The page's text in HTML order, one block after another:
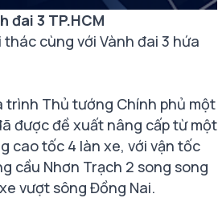
đai 3 TP.HCM
cùng với Vành đai 3 hứa
trình Thủ tướng Chính phủ một
được đề xuất nâng cấp từ một
cao tốc 4 làn xe, với vận tốc
cầu Nhơn Trạch 2 song song
vượt sông Đồng Nai.